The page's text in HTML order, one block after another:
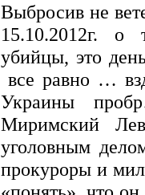
Выбросив не
15.10.2012г. о
убийцы, это
все равно …
Украины
Миримский
уголовным
прокуроры и